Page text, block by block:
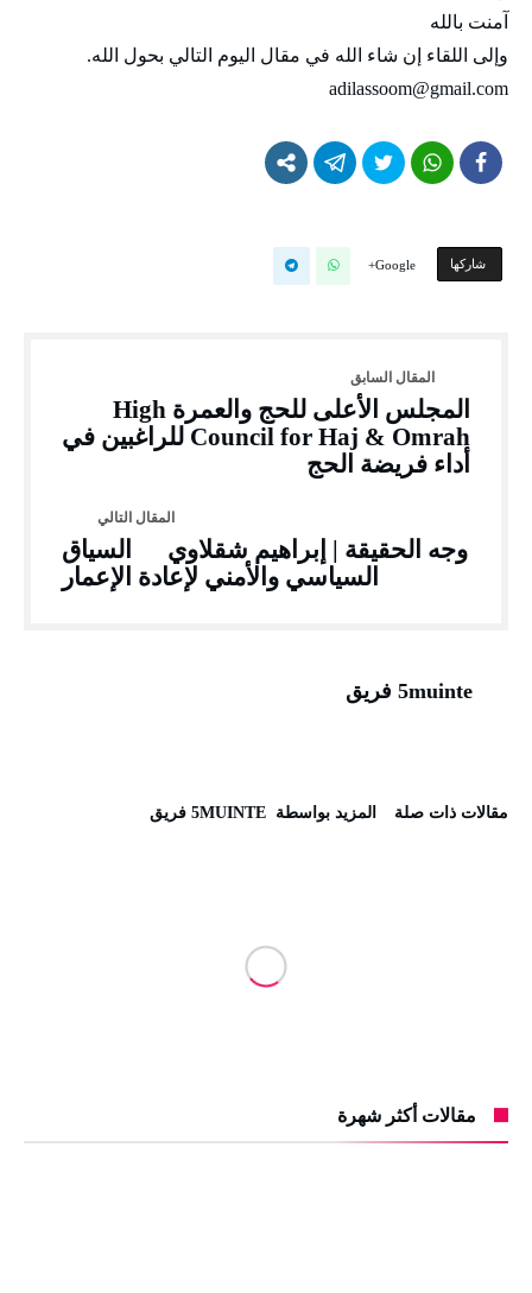
آمنت بالله
وإلى اللقاء إن شاء الله في مقال اليوم التالي بحول الله.
adilassoom@gmail.com
‫‫ شاركها‬ Google+
المجلس الأعلى للحج والعمرة High
Council for Haj & Omrah للراغبين في
أداء فريضة الحج
وجه الحقيقة | إبراهيم شقلاوي السياق
السياسي والأمني لإعادة الإعمار
5muinte فريق
‫مقالات ذات صلة‬ ‫‫المزيد بواسطة‬ ‬ 5MUINTE فريق
مقالات أكثر شهرة